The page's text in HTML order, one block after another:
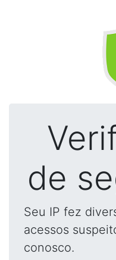
de
Seu IP fez
acessos
conosco.